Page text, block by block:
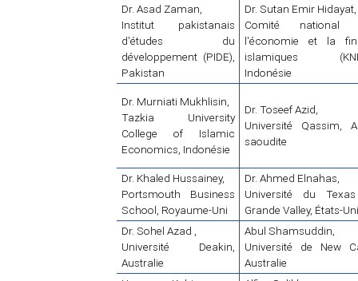
Dr. Asad Zaman,
Institut pakistanais
d'études du
développement (PIDE),
Pakistan
Dr. Sutan Emir Hidayat,
Comité national
l'économie et la
islamiques
Indonésie
Dr. Murniati Mukhlisin,
Tazkia University
College of Islamic
Economics, Indonésie
Dr. Toseef Azid,
Université Qassim,
saoudite
Dr. Khaled Hussainey,
Portsmouth Business
School, Royaume-Uni
Dr. Ahmed Elnahas,
Université du
Grande Valley, États-
Dr. Sohel Azad ,
Université Deakin,
Australie
Abul Shamsuddin,
Université de New
Australie